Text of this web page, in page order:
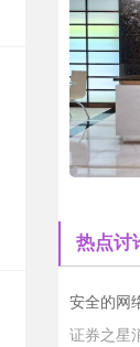
热点讨
成都股票
券 票面
互联网配
中访网数
000783)
股票网
资金净卖
证券之星
(603838)